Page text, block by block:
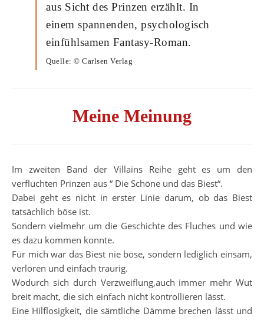
aus Sicht des Prinzen erzählt. In
einem spannenden, psychologisch
einfühlsamen Fantasy-Roman.
Quelle: © Carlsen Verlag
Meine Meinung
Im zweiten Band der Villains Reihe geht es um den
verfluchten Prinzen aus “ Die Schöne und das Biest“.
Dabei geht es nicht in erster Linie darum, ob das Biest
tatsächlich böse ist.
Sondern vielmehr um die Geschichte des Fluches und wie
es dazu kommen konnte.
Für mich war das Biest nie böse, sondern lediglich einsam,
verloren und einfach traurig.
Wodurch sich durch Verzweiflung,auch immer mehr Wut
breit macht, die sich einfach nicht kontrollieren lässt.
Eine Hilflosigkeit, die sämtliche Dämme brechen lässt und